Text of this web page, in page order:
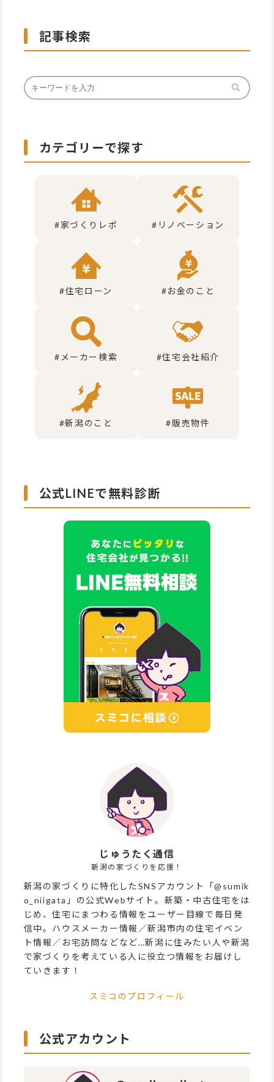
記事検索
じゅうたく通信
新潟の家づくりを応援！
新潟の家づくりに特化したSNSアカウント「@sumik
o_niigata」の公式Webサイト。新築・中古住宅をは
じめ、住宅にまつわる情報をユーザー目線で毎日発
信中。ハウスメーカー情報／新潟市内の住宅イベン
ト情報／お宅訪問などなど…新潟に住みたい人や新潟
で家づくりを考えている人に役立つ情報をお届けし
ていきます！
スミコのプロフィール
公式アカウント
公式LINEで無料診断
カテゴリーで探す
#家づくりレポ #リノベーション
#住宅ローン #お金のこと
#メーカー検索 #住宅会社紹介
#新潟のこと #販売物件